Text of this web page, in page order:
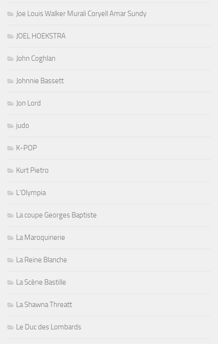
Joe Louis Walker Murali Coryell Amar Sundy
JOEL HOEKSTRA
John Coghlan
Johnnie Bassett
Jon Lord
judo
K-POP
Kurt Pietro
L'Olympia
La coupe Georges Baptiste
La Maroquinerie
La Reine Blanche
La Scène Bastille
La Shawna Threatt
Le Duc des Lombards